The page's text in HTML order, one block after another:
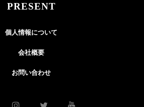
PRESENT
個人情報について
会社概要
お問い合わせ